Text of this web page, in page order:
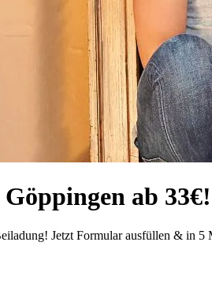
ab
Jetzt Formular ausfüllen & in 5